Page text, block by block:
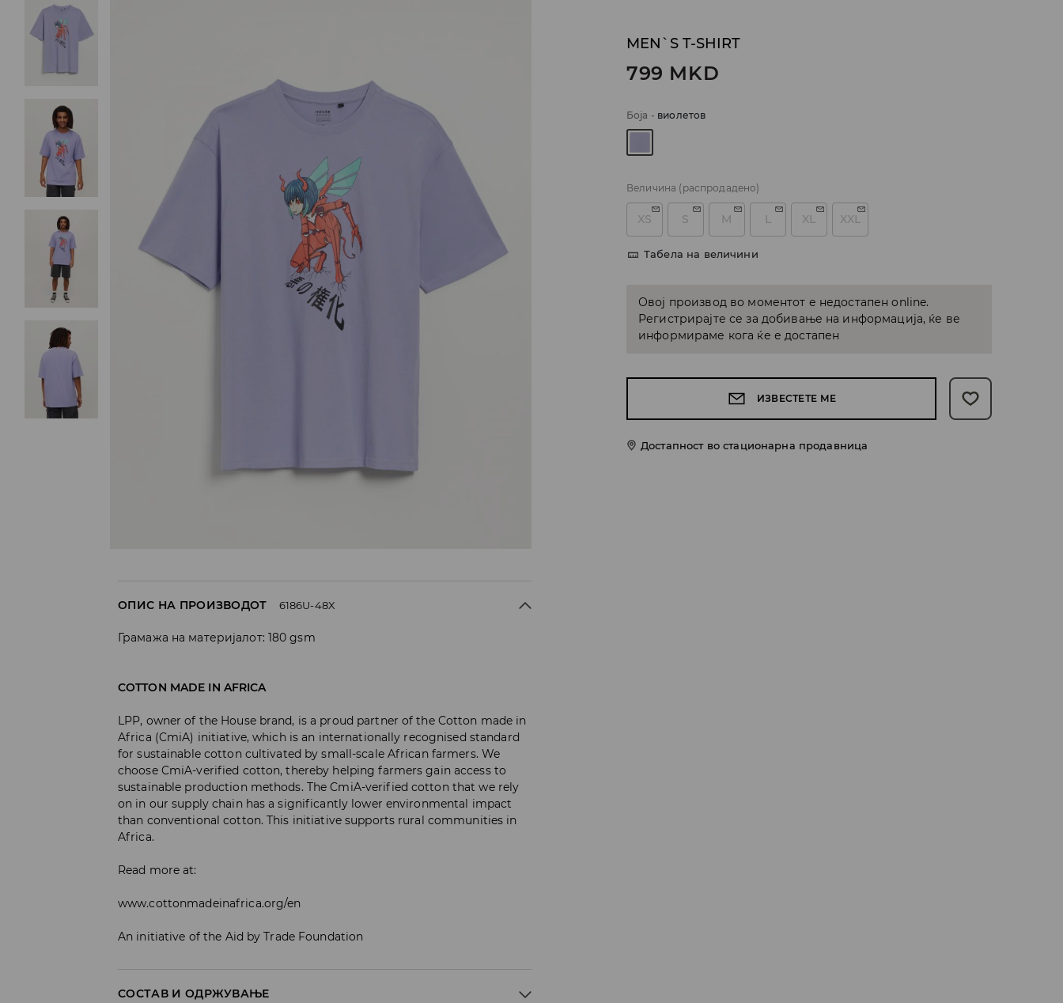
MEN`S T-SHIRT
799 MKD
Боја - виолетов
Величина (распродадено)
XS S M L XL XXL
Табела на величини
Овој производ во моментот е недостапен online.
Регистрирајте се за добивање на информација, ќе ве
информираме кога ќе е достапен
ИЗВЕСТЕТЕ МЕ
Достапност во стационарна продавница
ОПИС НА ПРОИЗВОДОТ 6186U-48X
Грамажа на материјалот: 180 gsm
COTTON MADE IN AFRICA
LPP, owner of the House brand, is a proud partner of the Cotton made in
Africa (CmiA) initiative, which is an internationally recognised standard
for sustainable cotton cultivated by small-scale African farmers. We
choose CmiA-verified cotton, thereby helping farmers gain access to
sustainable production methods. The CmiA-verified cotton that we rely
on in our supply chain has a significantly lower environmental impact
than conventional cotton. This initiative supports rural communities in
Africa.
Read more at:
www.cottonmadeinafrica.org/en
An initiative of the Aid by Trade Foundation
СОСТАВ И ОДРЖУВАЊЕ